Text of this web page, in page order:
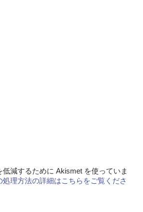
低減するために Akismet を使っていま
処理方法の詳細はこちらをご覧くださ